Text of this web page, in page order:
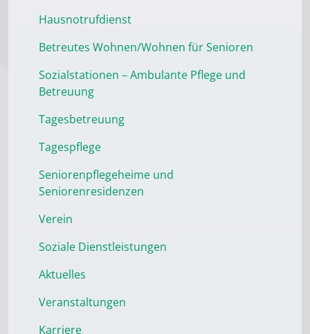
Hausnotrufdienst
Betreutes Wohnen/Wohnen für Senioren
Sozialstationen – Ambulante Pflege und
Betreuung
Tagesbetreuung
Tagespflege
Seniorenpflegeheime und
Seniorenresidenzen
Verein
Soziale Dienstleistungen
Aktuelles
Veranstaltungen
Karriere